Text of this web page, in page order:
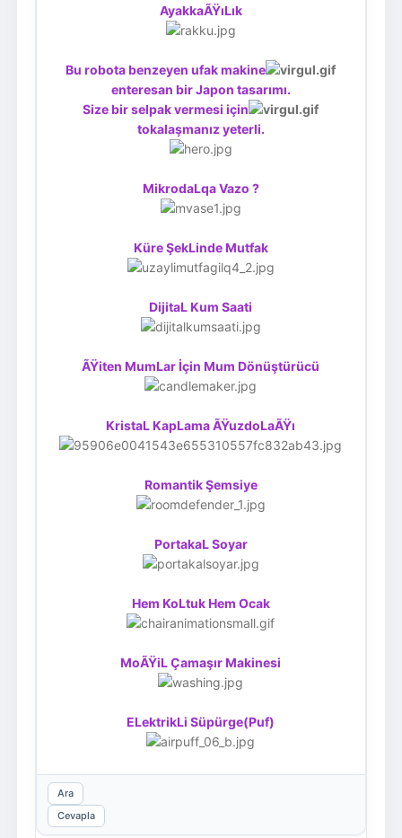
AyakkaÃŸıLık
Bu robota benzeyen ufak makine
enteresan bir Japon tasarımı.
Size bir selpak vermesi için
tokalaşmanız yeterli.
MikrodaLqa Vazo ?
Küre ŞekLinde Mutfak
DijitaL Kum Saati
ÃŸiten MumLar İçin Mum Dönüştürücü
KristaL KapLama ÃŸuzdoLaÃŸı
Romantik Şemsiye
PortakaL Soyar
Hem KoLtuk Hem Ocak
MoÃŸiL Çamaşır Makinesi
ELektrikLi Süpürge(Puf)
Ara
Cevapla